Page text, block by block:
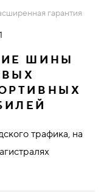
гарантия
ШИНЫ
трафика, на